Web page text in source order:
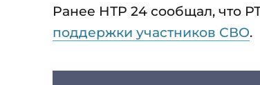
Ранее НТР 24 сообщал, что
поддержки участников СВО.